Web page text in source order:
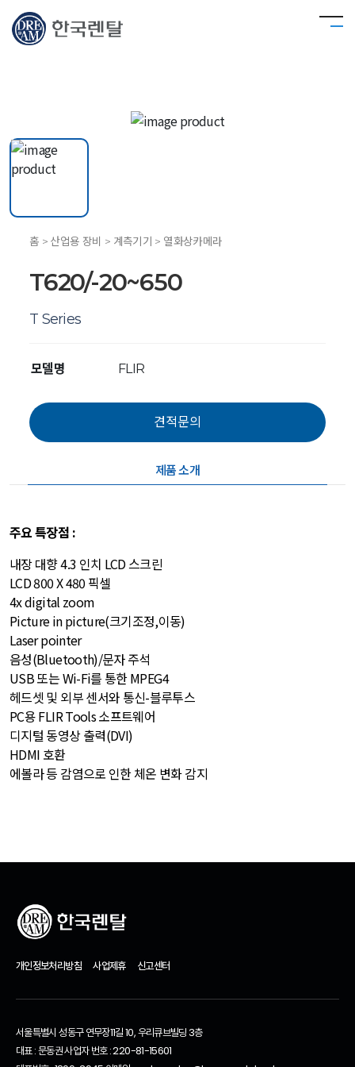
홈 > 산업용 장비 > 계측기기 > 열화상카메라
T620/-20~650
T Series
모델명 FLIR
제품 소개
주요 특장점 :
내장 대향 4.3 인치 LCD 스크린
LCD 800 X 480 픽셀
4x digital zoom
Picture in picture(크기조정,이동)
Laser pointer
음성(Bluetooth)/문자 주석
USB 또는 Wi-Fi를 통한 MPEG4
헤드셋 및 외부 센서와 통신-블루투스
PC용 FLIR Tools 소프트웨어
디지털 동영상 출력(DVI)
HDMI 호환
에볼라 등 감염으로 인한 체온 변화 감지
개인정보처리방침 사업제휴 신고센터
서울특별시 성동구 연무장11길 10, 우리큐브빌딩 3층
대표 : 문동권 사업자 번호 : 220-81-15601